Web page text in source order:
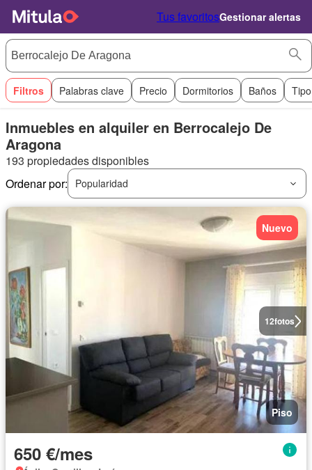
Tus favoritosGestionar alertas
Filtros Palabras clave Precio Dormitorios Baños
Inmuebles en alquiler en Berrocalejo De
Aragona
193 propiedades disponibles
Ordenar por:
Popularidad
12fotos
Nuevo
Piso
650 €/mes